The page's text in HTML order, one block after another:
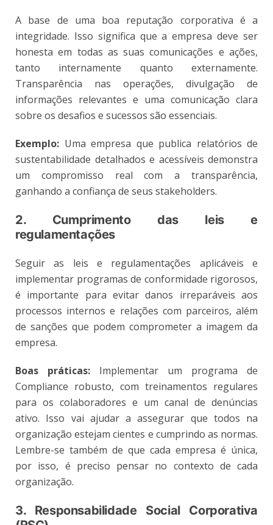
A base de uma boa reputação corporativa é a
integridade. Isso significa que a empresa deve ser
honesta em todas as suas comunicações e ações,
tanto internamente quanto externamente.
Transparência nas operações, divulgação de
informações relevantes e uma comunicação clara
sobre os desafios e sucessos são essenciais.
Exemplo: Uma empresa que publica relatórios de
sustentabilidade detalhados e acessíveis demonstra
um compromisso real com a transparência,
ganhando a confiança de seus stakeholders.
2. Cumprimento das leis e
regulamentações
Seguir as leis e regulamentações aplicáveis e
implementar programas de conformidade rigorosos,
é importante para evitar danos irreparáveis aos
processos internos e relações com parceiros, além
de sanções que podem comprometer a imagem da
empresa.
Boas práticas: Implementar um programa de
Compliance robusto, com treinamentos regulares
para os colaboradores e um canal de denúncias
ativo. Isso vai ajudar a assegurar que todos na
organização estejam cientes e cumprindo as normas.
Lembre-se também de que cada empresa é única,
por isso, é preciso pensar no contexto de cada
organização.
3. Responsabilidade Social Corporativa